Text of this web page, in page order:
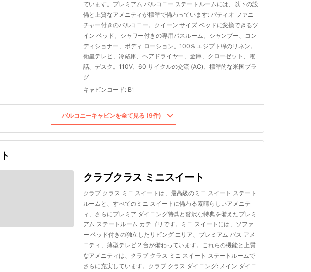
ています。プレミアム バルコニー ステートルームには、以下の設
備と上質なアメニティが標準で備わっています: パティオ ファニ
チャー付きのバルコニー。クイーン サイズ ベッドに変換できるツ
イン ベッド。シャワー付きの専用バスルーム。シャンプー、コン
ディショナー、ボディ ローション。100% エジプト綿のリネン。
衛星テレビ、冷蔵庫、ヘアドライヤー、金庫、クローゼット、電
話、デスク。110V、60 サイクルの交流 (AC)、標準的な米国プラ
グ
キャビンコード: B1
バルコニーキャビンを全て見る (9件)
クラブクラス ミニスイート
クラブ クラス ミニ スイートは、最高級のミニ スイート ステート
ルームと、すべてのミニ スイートに備わる素晴らしいアメニテ
ィ、さらにプレミア ダイニング特典と贅沢な特典を備えたプレミ
アム ステートルーム カテゴリです。ミニ スイートには、ソファ
ー ベッド付きの独立したリビング エリア、プレミアム バス アメ
ニティ、薄型テレビ 2 台が備わっています。これらの機能と上質
なアメニティは、クラブ クラス ミニ スイート ステートルームで
さらに充実しています。クラブ クラス ダイニング: メイン ダイニ